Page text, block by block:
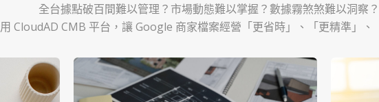
全台據點破百間難以管理？市場動態難以掌握？數據霧煞煞難以洞察？
CloudAD CMB 平台，讓 Google 商家檔案經營「更省時」、「更精準」、